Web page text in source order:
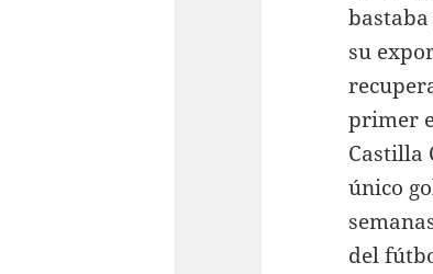
su
primer
Castilla
único
del